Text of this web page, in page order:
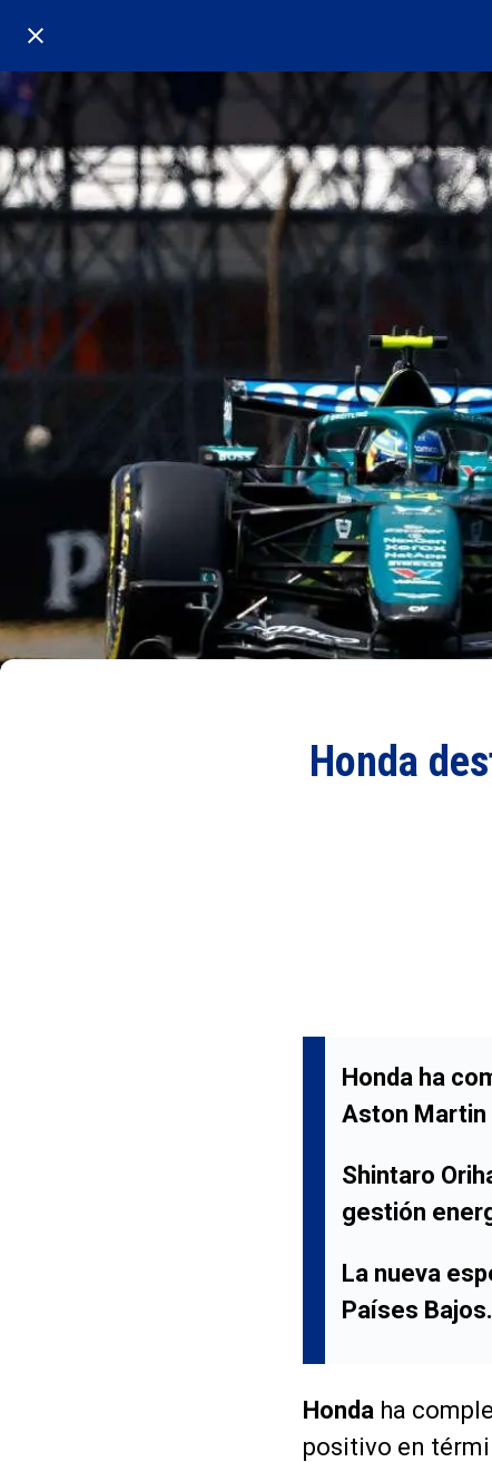
Honda
Honda ha
Aston Martin
Shintaro
gestión
La nueva
Países Bajos.
Honda ha
positivo en